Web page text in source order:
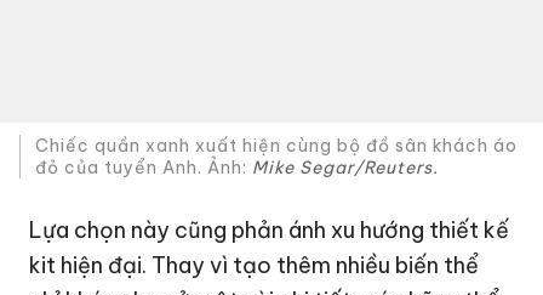
chỉ khác nhau ở một vài chi tiết, các hãng thể
thao ngày càng ưu tiên những bộ trang phục
Điều đó giúp duy trì tính nhận diện xuyên suốt
bộ sưu tập, đồng thời tối ưu quá trình sản xuất